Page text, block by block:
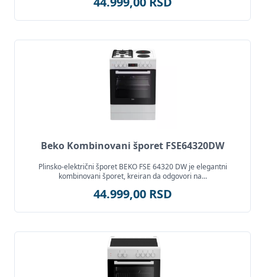
Beko Kombinovani šporet FSE64320DW
Plinsko-električni šporet BEKO FSE 64320 DW je elegantni
kombinovani šporet, kreiran da odgovori na...
44.999,00 RSD